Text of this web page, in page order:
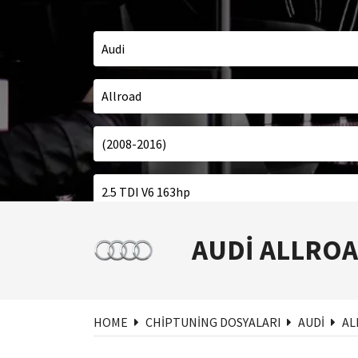
AUDI
HOME CHIPTUNING DOSYALARI AUDI